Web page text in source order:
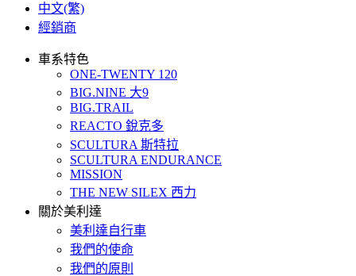
中文(繁)
經銷商
車系特色
ONE-TWENTY 120
BIG.NINE 大9
BIG.TRAIL
REACTO 銳克多
SCULTURA 斯特拉
SCULTURA ENDURANCE
MISSION
THE NEW SILEX 西力
關於美利達
美利達自行車
我們的使命
我們的原則